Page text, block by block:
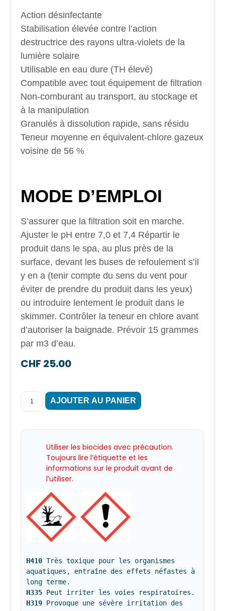
Action désinfectante
Stabilisation élevée contre l’action
destructrice des rayons ultra-violets de la
lumière solaire
Utilisable en eau dure (TH élevé)
Compatible avec tout équipement de filtration
Non-comburant au transport, au stockage et
à la manipulation
Granulés à dissolution rapide, sans résidu
Teneur moyenne en équivalent-chlore gazeux
voisine de 56 %
MODE D’EMPLOI
S’assurer que la filtration soit en marche.
Ajuster le pH entre 7,0 et 7,4 Répartir le
produit dans le spa, au plus près de la
surface, devant les buses de refoulement s’il
y en a (tenir compte du sens du vent pour
éviter de prendre du produit dans les yeux)
ou introduire lentement le produit dans le
skimmer. Contrôler la teneur en chlore avant
d’autoriser la baignade. Prévoir 15 grammes
par m3 d’eau.
CHF 25.00
AJOUTER AU PANIER
Utiliser les biocides avec précaution.
Toujours lire l’étiquette et les
informations sur le produit avant de
l’utiliser.
H410 Très toxique pour les organismes
aquatiques, entraîne des effets néfastes à
H335
H319 Provoque une sévère irritation des